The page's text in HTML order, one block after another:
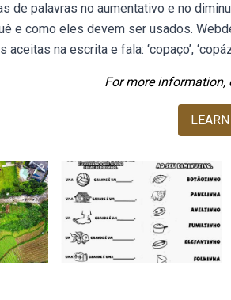
de palavras no aumentativo e no
e como eles devem ser usados.
na escrita e fala: ‘copaço’,
For more information,